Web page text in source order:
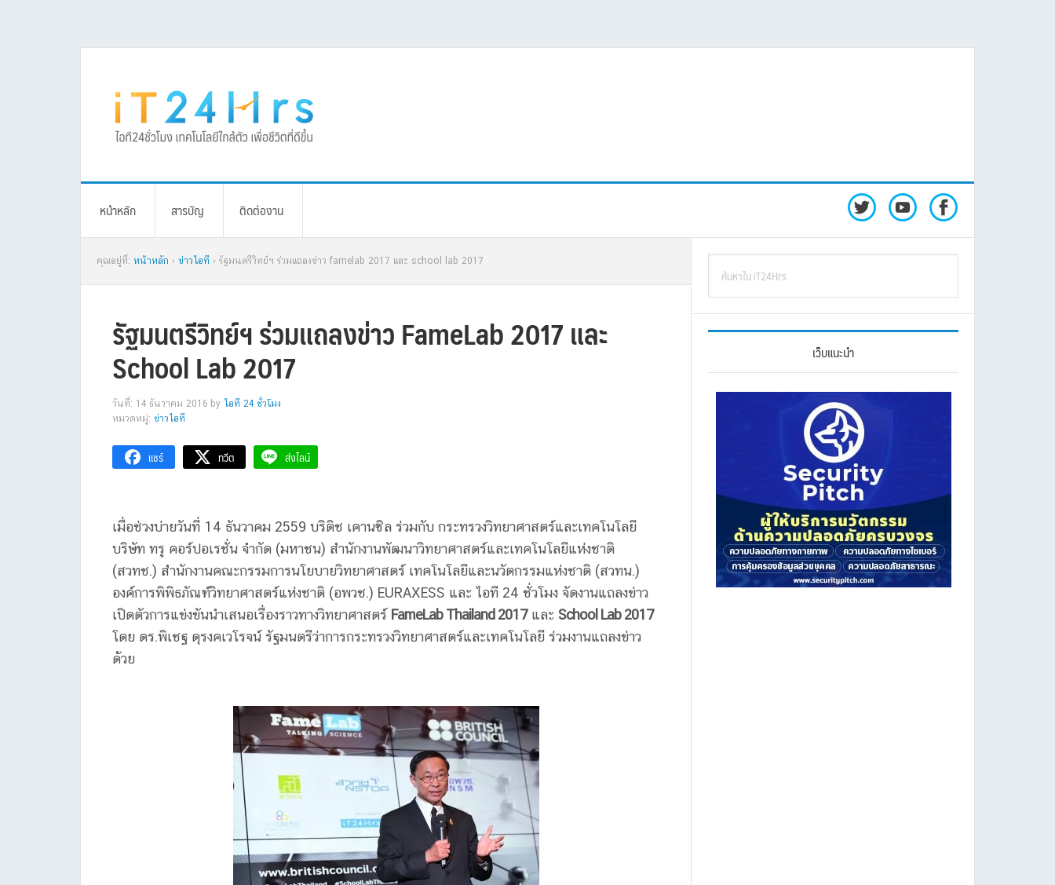
หน้าหลัก สารบัญ ติดต่องาน
คุณอยู่ที่: หน้าหลัก › ข่าวไอที › รัฐมนตรีวิทย์ฯ ร่วมแถลงข่าว famelab 2017 และ school lab 2017
รัฐมนตรีวิทย์ฯ ร่วมแถลงข่าว FameLab 2017 และ
School Lab 2017
วันที่: 14 ธันวาคม 2016 by ไอที 24 ชั่วโมง
หมวดหมู่: ข่าวไอที
แชร์ ทวีต ส่งไลน์
เมื่อช่วงบ่ายวันที่ 14 ธันวาคม 2559 บริติช เคานซิล ร่วมกับ กระทรวงวิทยาศาสตร์และเทคโนโลยี
บริษัท ทรู คอร์ปอเรชั่น จำกัด (มหาชน) สำนักงานพัฒนาวิทยาศาสตร์และเทคโนโลยีแห่งชาติ
(สวทช.) สำนักงานคณะกรรมการนโยบายวิทยาศาสตร์ เทคโนโลยีและนวัตกรรมแห่งชาติ (สวทน.)
องค์การพิพิธภัณฑ์วิทยาศาสตร์แห่งชาติ (อพวช.) EURAXESS และ ไอที 24 ชั่วโมง จัดงานแถลงข่าว
เปิดตัวการแข่งขันนำเสนอเรื่องราวทางวิทยาศาสตร์ FameLab Thailand 2017และ School Lab 2017
โดย ดร.พิเชฐ ดุรงคเวโรจน์ รัฐมนตรีว่าการกระทรวงวิทยาศาสตร์และเทคโนโลยี ร่วมงานแถลงข่าว
ด้วย
Primary
Sidebar
iT24Hrs
เว็บแนะนำ